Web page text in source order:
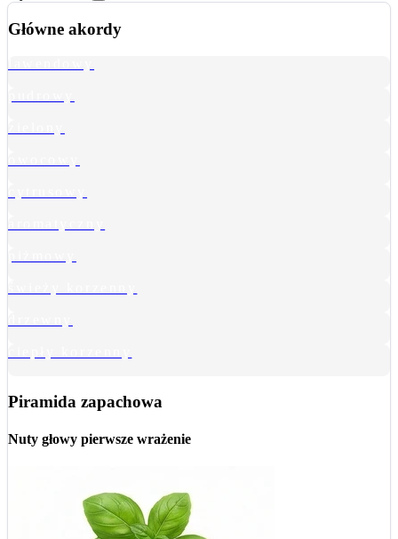
Główne akordy
Piramida zapachowa
Nuty głowy pierwsze wrażenie